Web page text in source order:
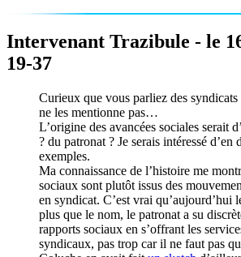
Intervenant Trazibule - le
19-37
Curieux que vous parliez des
ne les mentionne pas…
L’origine des avancées sociales serait
? du patronat ? Je serais intéressé d’en
exemples.
Ma connaissance de l’histoire me
sociaux sont plutôt issus des
en syndicat. C’est vrai qu’aujourd’hui
plus que le nom, le patronat a su
rapports sociaux en s’offrant les
syndicaux, pas trop car il ne faut pas